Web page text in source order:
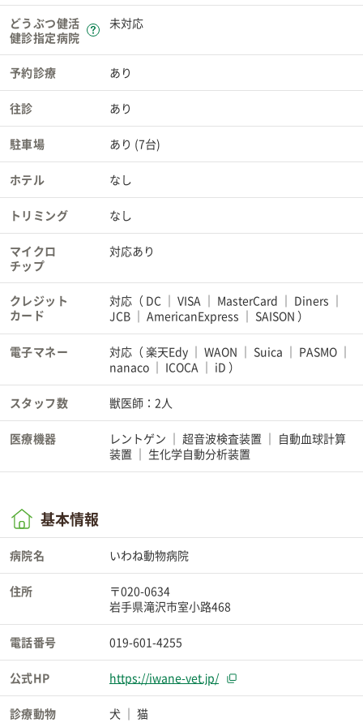
どうぶつ健活
健診指定病院
未対応
予約診療 あり
往診 あり
駐車場 あり (7台)
ホテル なし
トリミング なし
マイクロ
チップ
対応あり
クレジット
カード
対応（ DC VISA MasterCard
Diners
JCB
AmericanExpress SAISON ）
電子マネー 対応（楽天Edy WAON Suica
PASMO
nanaco
ICOCA iD ）
スタッフ数 獣医師：2人
医療機器 レントゲン 超音波検査装置
自動血球計算
装置
生化学自動分析装置
基本情報
病院名 いわね動物病院
住所
〒020-0634
岩手県滝沢市室小路468
電話番号 019-601-4255
公式HP https://iwane-vet.jp/
診療動物 犬 猫